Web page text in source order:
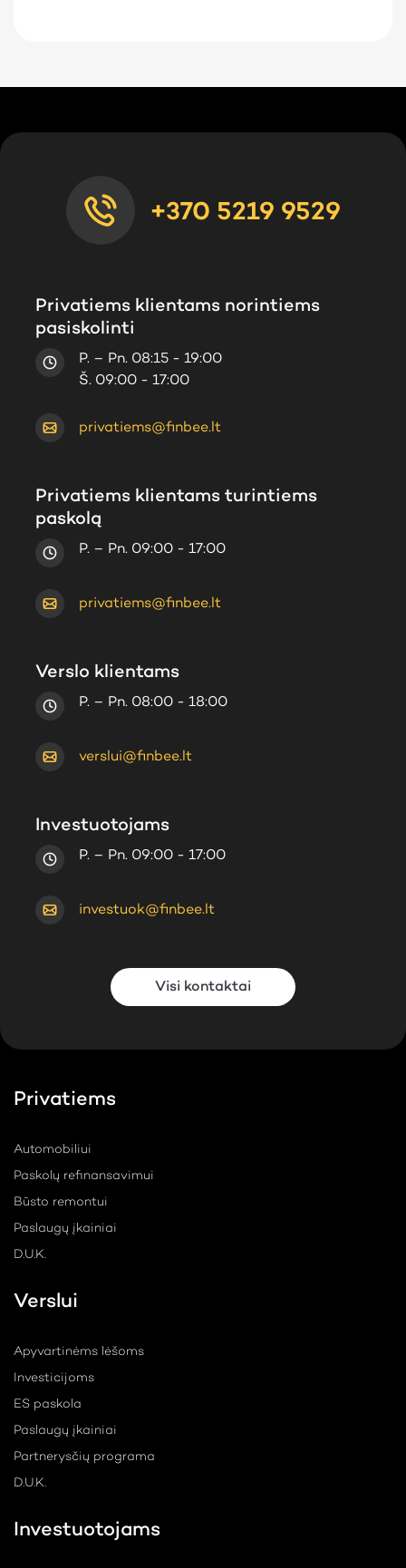
+370 5219 9529
Privatiems klientams norintiems
pasiskolinti
P. – Pn. 08:15 - 19:00
Š. 09:00 - 17:00
privatiems@finbee.lt
Privatiems klientams turintiems
paskolą
P. – Pn. 09:00 - 17:00
privatiems@finbee.lt
Verslo klientams
P. – Pn. 08:00 - 18:00
verslui@finbee.lt
Investuotojams
P. – Pn. 09:00 - 17:00
investuok@finbee.lt
Visi kontaktai
Privatiems
Automobiliui
Paskolų refinansavimui
Būsto remontui
Paslaugų įkainiai
D.U.K.
Verslui
Apyvartinėms lėšoms
Investicijoms
ES paskola
Paslaugų įkainiai
Partnerysčių programa
D.U.K.
Investuotojams